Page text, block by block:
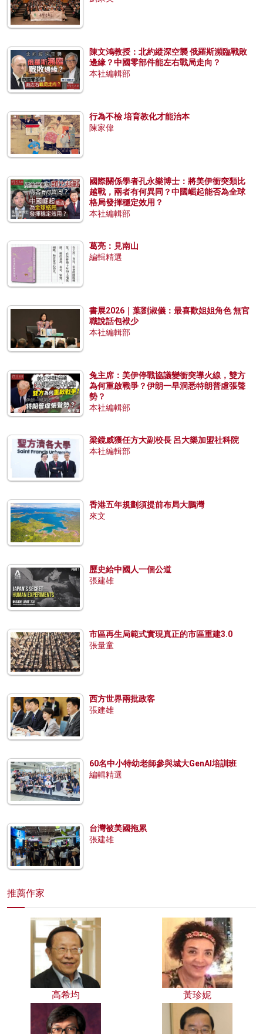
陳文鴻教授：北約縱深空襲 俄羅斯瀕臨戰敗
邊緣？中國零部件能左右戰局走向？
本社編輯部
行為不檢 培育教化才能治本
陳家偉
國際關係學者孔永樂博士：將美伊衝突類比
越戰，兩者有何異同？中國崛起能否為全球
格局發揮穩定效用？
本社編輯部
葛亮：見南山
編輯精選
書展2026｜葉劉淑儀：最喜歡姐姐角色 無官
職說話包袱少
本社編輯部
兔主席：美伊停戰協議變衝突導火線，雙方
為何重啟戰爭？伊朗一早洞悉特朗普虛張聲
勢？
本社編輯部
梁鏡威獲任方大副校長 呂大樂加盟社科院
本社編輯部
香港五年規劃須提前布局大鵬灣
來文
歷史給中國人一個公道
張建雄
市區再生局範式實現真正的市區重建3.0
張量童
西方世界兩批政客
張建雄
60名中小特幼老師參與城大GenAI培訓班
編輯精選
台灣被美國拖累
張建雄
推薦作家
高希均 黃珍妮